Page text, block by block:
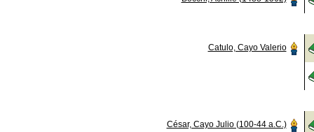
Catulo, Cayo Valerio
César, Cayo Julio (100-44 a.C.)